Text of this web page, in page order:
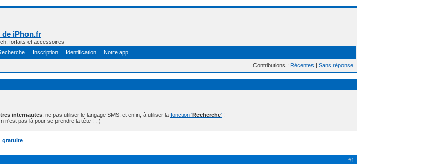
de iPhon.fr
forfaits et accessoires
Inscription Identification Notre app.
Contributions : Récentes | Sans réponse
internautes , ne pas utiliser le langage SMS, et enfin, à utiliser la fonction 'Recherche' !
n'est pas là pour se prendre la tête ! ;-)
gratuite
#1